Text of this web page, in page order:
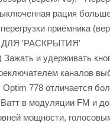
рация
приёмника
ДЛЯ 'РАСКРЫТИЯ'
и удерживать
каналов
778 отличается
в модуляции FM и до
мощности,